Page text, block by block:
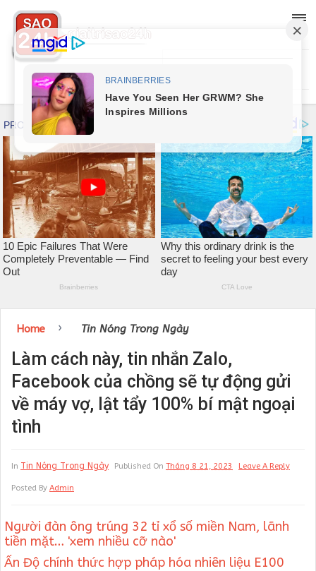
Home › Tin Nóng Trong Ngày
Làm cách này, tin nhắn Zalo,
Facebook của chồng sẽ tự động gửi
về máy vợ, lật tẩy 100% bí mật ngoại
tình
In Tin Nóng Trong Ngày Published On Tháng 8 21, 2023 Leave A Reply
Posted By Admin
Người đàn ông trúng 32 tỉ xổ số miền Nam, lãnh
tiền mặt… 'xem nhiều cỡ nào'
Ấn Độ chính thức hợp pháp hóa nhiên liệu E100